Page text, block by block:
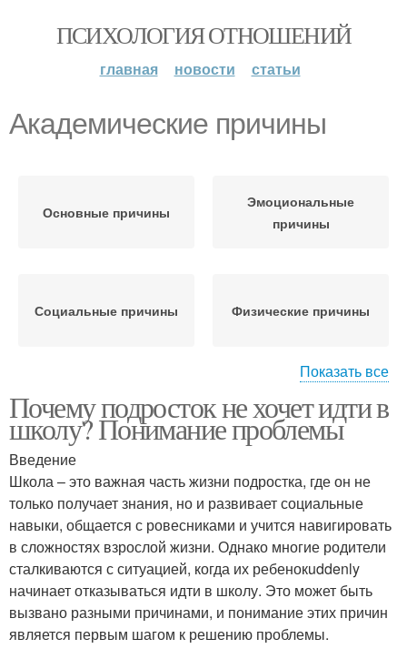
ПСИХОЛОГИЯ ОТНОШЕНИЙ
главная новости статьи
Академические причины
Основные причины
Эмоциональные
причины
Социальные причины Физические причины
Внутренние причины
Показать все
Почему подросток не хочет идти в
школу? Понимание проблемы
Введение
Школа – это важная часть жизни подростка, где он не
только получает знания, но и развивает социальные
навыки, общается с ровесниками и учится навигировать
в сложностях взрослой жизни. Однако многие родители
сталкиваются с ситуацией, когда их ребенокuddenly
начинает отказываться идти в школу. Это может быть
вызвано разными причинами, и понимание этих причин
является первым шагом к решению проблемы.